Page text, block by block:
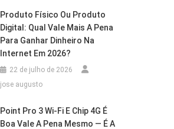
Produto Físico Ou Produto
Digital: Qual Vale Mais A Pena
Para Ganhar Dinheiro Na
Internet Em 2026?
22 de julho de 2026
jose augusto
Point Pro 3 Wi‑Fi E Chip 4G É
Boa Vale A Pena Mesmo — É A